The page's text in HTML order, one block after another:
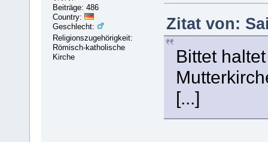
Beiträge: 486
Country:
Geschlecht:
Religionszugehörigkeit:
Römisch-katholische
Kirche
Zitat von:
Bittet
[...]